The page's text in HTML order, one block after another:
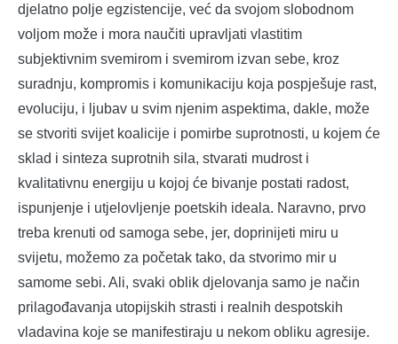
djelatno polje egzistencije, već da svojom slobodnom
voljom može i mora naučiti upravljati vlastitim
subjektivnim svemirom i svemirom izvan sebe, kroz
suradnju, kompromis i komunikaciju koja pospješuje rast,
evoluciju, i ljubav u svim njenim aspektima, dakle, može
se stvoriti svijet koalicije i pomirbe suprotnosti, u kojem će
sklad i sinteza suprotnih sila, stvarati mudrost i
kvalitativnu energiju u kojoj će bivanje postati radost,
ispunjenje i utjelovljenje poetskih ideala. Naravno, prvo
treba krenuti od samoga sebe, jer, doprinijeti miru u
svijetu, možemo za početak tako, da stvorimo mir u
samome sebi. Ali, svaki oblik djelovanja samo je način
prilagođavanja utopijskih strasti i realnih despotskih
vladavina koje se manifestiraju u nekom obliku agresije.